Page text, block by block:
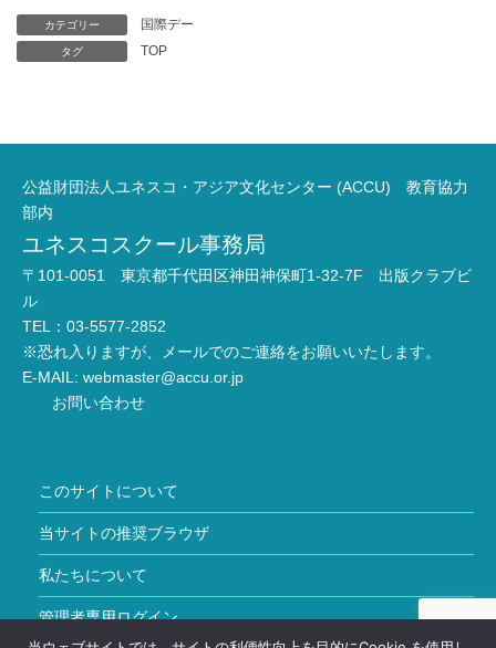
カテゴリー 国際デー
タグ TOP
公益財団法人ユネスコ・アジア文化センター (ACCU) 教育協力
部内
ユネスコスクール事務局
〒101-0051 東京都千代田区神田神保町1-32-7F 出版クラブビ
ル
TEL：03-5577-2852
※恐れ入りますが、メールでのご連絡をお願いいたします。
E-MAIL: webmaster@accu.or.jp
お問い合わせ
このサイトについて
当サイトの推奨ブラウザ
私たちについて
管理者専用ログイン